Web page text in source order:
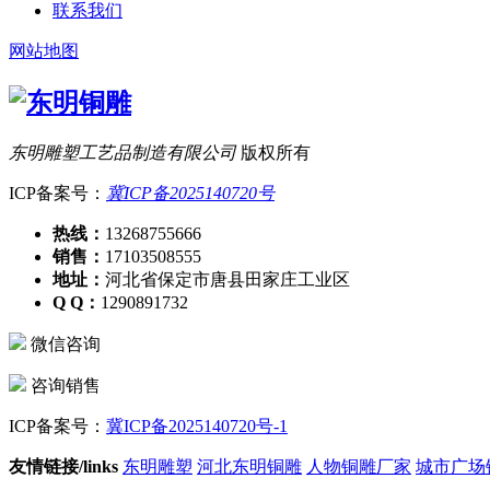
联系我们
网站地图
东明雕塑工艺品制造有限公司版权所有
ICP备案号： 冀ICP备2025140720号
热线： 13268755666
销售： 17103508555
地址： 河北省保定市唐县田家庄工业区
Q Q： 1290891732
微信咨询
咨询销售
ICP备案号： 冀ICP备2025140720号-1
友情链接/links 东明雕塑 河北东明铜雕 人物铜雕厂家 城市广场